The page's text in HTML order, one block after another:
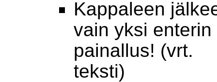
Kappaleen
vain yksi enterin
painallus! (vrt.
teksti)